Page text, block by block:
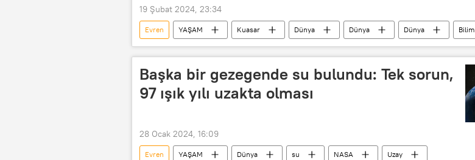
19 Şubat 2024, 23:34
Evren YAŞAM Kuasar Dünya Dünya Dünya Bilim
Başka bir gezegende su bulundu: Tek sorun,
97 ışık yılı uzakta olması
28 Ocak 2024, 16:09
Evren YAŞAM Dünya su NASA Uzay